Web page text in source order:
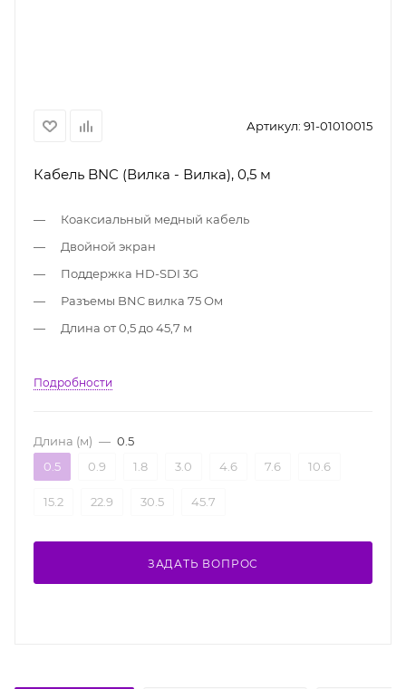
Артикул: 91-01010015
Кабель BNC (Вилка - Вилка), 0,5 м
Коаксиальный медный кабель
Двойной экран
Поддержка HD-SDI 3G
Разъемы BNC вилка 75 Ом
Длина от 0,5 до 45,7 м
Подробности
Длина (м) — 0.5
0.5
0.9 1.8 3.0 4.6 7.6 10.6
15.2 22.9 30.5 45.7
ЗАДАТЬ ВОПРОС